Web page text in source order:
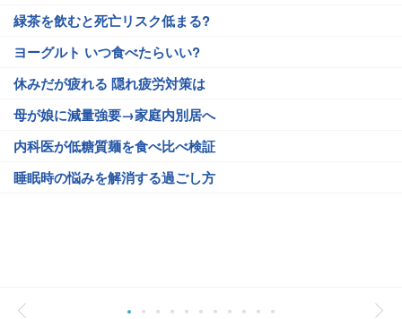
緑茶を飲むと死亡リスク低まる?
ヨーグルト いつ食べたらいい?
休みだが疲れる 隠れ疲労対策は
母が娘に減量強要→家庭内別居へ
内科医が低糖質麺を食べ比べ検証
睡眠時の悩みを解消する過ごし方